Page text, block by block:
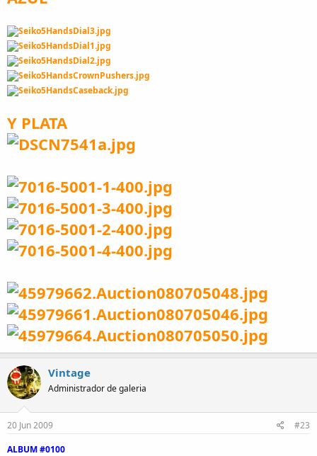
Y PLATA
Vintage
Administrador de galeria
20 Jun 2009
#23
ALBUM #0100